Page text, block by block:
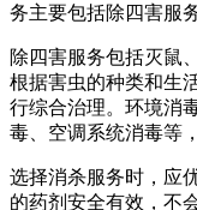
务主要包括除四害服
除四害服务包括灭鼠
根据害虫的种类和生
行综合治理。环境消
毒、空调系统消毒等
选择消杀服务时，应
的药剂安全有效，不